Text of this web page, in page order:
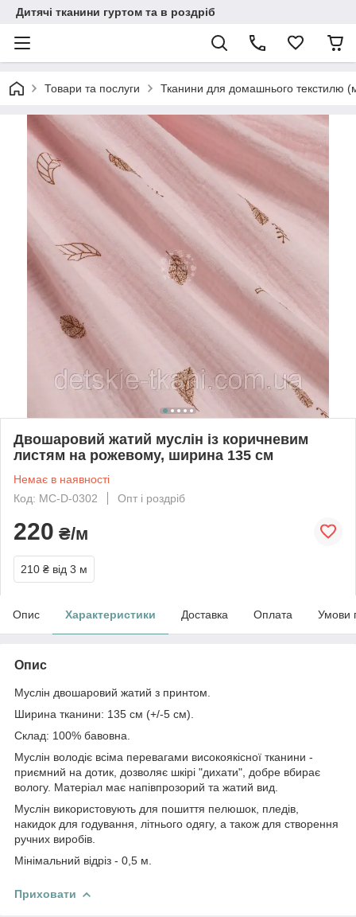
Дитячі тканини гуртом та в роздріб
Товари та послуги Тканини для домашнього текстилю
Двошаровий жатий муслін із коричневим
листям на рожевому, ширина 135 см
Немає в наявності
Код: МС-D-0302
Опт і роздріб
220 ₴/м
210 ₴ від 3 м
Опис Характеристики Доставка Оплата Умови
Опис
Муслін двошаровий жатий з принтом.
Ширина тканини: 135 см (+/-5 см).
Склад: 100% бавовна.
Муслін володіє всіма перевагами високоякісної тканини -
приємний на дотик, дозволяє шкірі "дихати", добре вбирає
вологу. Матеріал має напівпрозорий та жатий вид.
Муслін використовують для пошиття пелюшок, пледів,
накидок для годування, літнього одягу, а також для створення
ручних виробів.
Мінімальний відріз - 0,5 м.
Приховати